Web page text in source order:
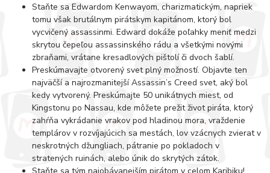
Staňte sa Edwardom Kenwayom, charizmatickým, napriek
tomu však brutálnym pirátskym kapitánom, ktorý bol
vycvičený assassinmi. Edward dokáže poľahky meniť medzi
skrytou čepeľou assassinského rádu a všetkými novými
zbraňami, vrátane kresadlových pištolí či dvoch šablí.
Preskúmavajte otvorený svet plný možností. Objavte ten
najväčší a najrozmanitejší Assassin’s Creed svet, aký bol
kedy vytvorený. Preskúmajte 50 unikátnych miest, od
Kingstonu po Nassau, kde môžete prežit život piráta, ktorý
zahŕňa vykrádanie vrakov pod hladinou mora, vraždenie
templárov v rozvíjajúcich sa mestách, lov vzácnych zvierat v
neskrotných džungliach, pátranie po pokladoch v
stratených ruinách, alebo únik do skrytých zátok.